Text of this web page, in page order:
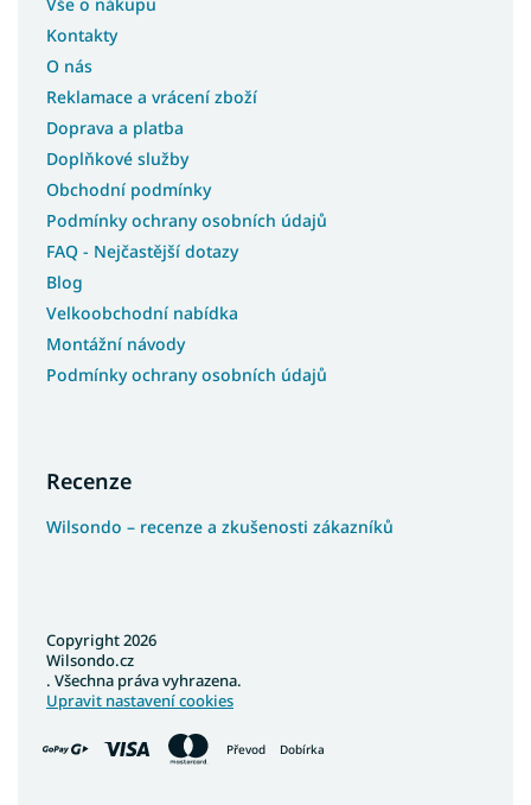
Koberce 240x340
Koberce 400x400
Koberce 120x90
Koberce 133x133
Koberce 40x60
Koberce 200x400
Kontakty
O nás
Reklamace a vrácení zboží
Doprava a platba
Doplňkové služby
Obchodní podmínky
Podmínky ochrany osobních údajů
FAQ - Nejčastější dotazy
Blog
Velkoobchodní nabídka
Montážní návody
Podmínky ochrany osobních údajů
Recenze
Wilsondo – recenze a zkušenosti zákazníků
Převod Dobírka
Copyright 2026
Wilsondo.cz
. Všechna práva vyhrazena.
Upravit nastavení cookies